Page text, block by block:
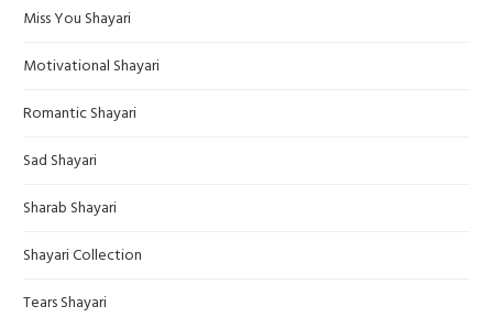
Miss You Shayari
Motivational Shayari
Romantic Shayari
Sad Shayari
Sharab Shayari
Shayari Collection
Tears Shayari